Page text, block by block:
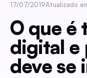
17/07/2019Atualizado
O que é
digital e
deve se